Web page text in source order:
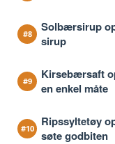
Solbærsirup
sirup
Kirsebærsaft
en enkel måte
Ripssyltetøy
søte godbiten